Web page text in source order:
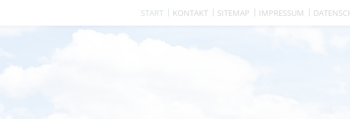
START KONTAKT SITEMAP IMPRESSUM